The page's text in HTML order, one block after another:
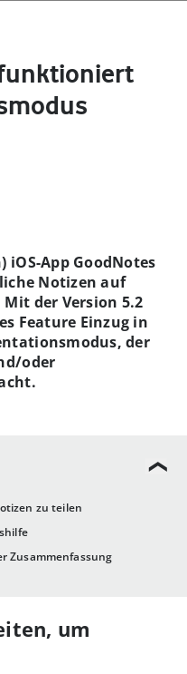
funktioniert
zu teilen
Zusammenfassung
App GoodNotes
Notizen auf
der Version 5.2
Feature Einzug in
der
oder
um